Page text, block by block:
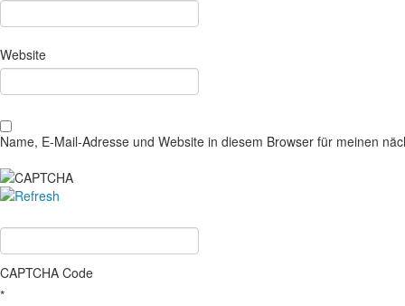
Website
Name, E-Mail-Adresse und Website in diesem Browser für meinen
CAPTCHA Code
*